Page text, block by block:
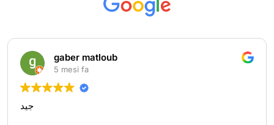
gaber matloub
5 mesi fa
جيد